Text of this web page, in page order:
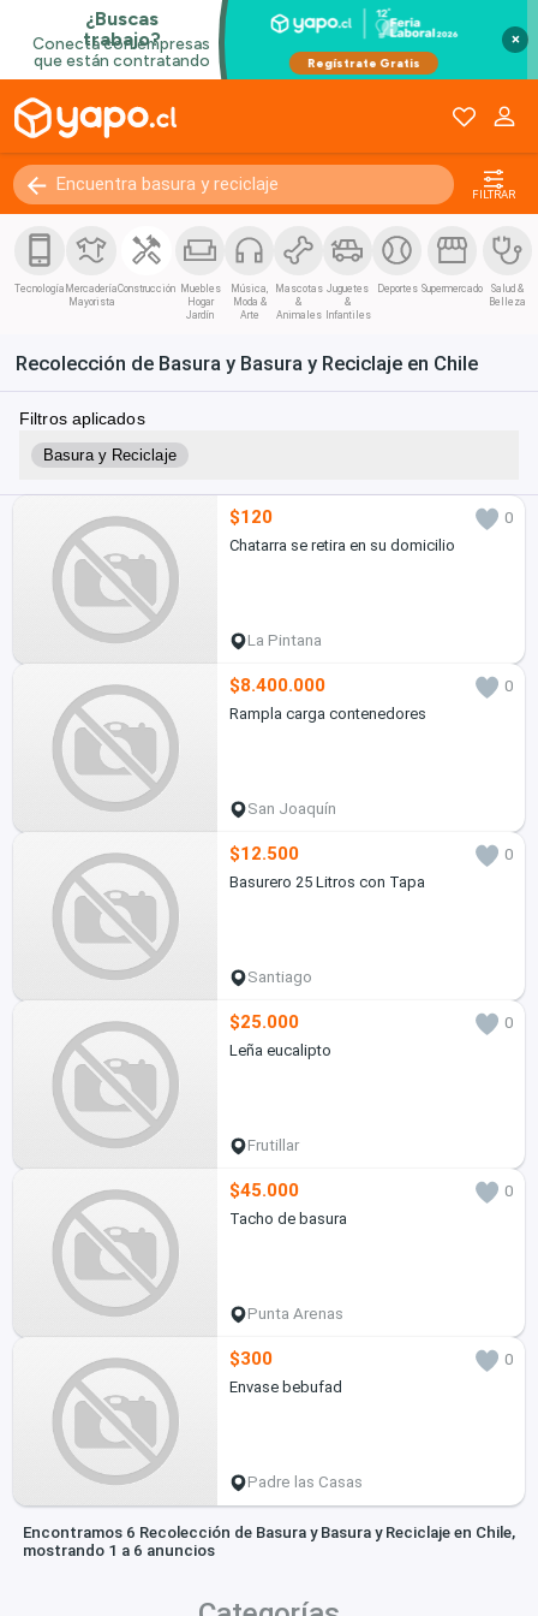
×
FILTRAR
Tecnología Mercadería
Mayorista
Construcción Muebles
Hogar
Jardín
Música,
Moda &
Arte
Mascotas
&
Animales
Juguetes
&
Infantiles
Deportes Supermercado
Salud &
Belleza
Recolección de Basura y Basura y Reciclaje en Chile
Filtros aplicados
Basura y Reciclaje
$120
0
Chatarra se retira en su domicilio
La Pintana
$8.400.000
0
Rampla carga contenedores
San Joaquín
$12.500
0
Basurero 25 Litros con Tapa
Santiago
$25.000
0
Leña eucalipto
Frutillar
$45.000
0
Tacho de basura
Punta Arenas
$300
0
Envase bebufad
Padre las Casas
Encontramos 6 Recolección de Basura y Basura y Reciclaje en Chile,
mostrando 1 a 6 anuncios